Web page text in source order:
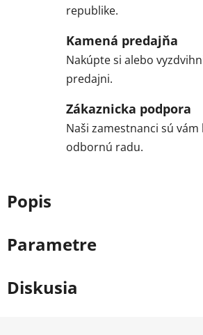
republike.
Kamená predajňa
Nakúpte si alebo
predajni.
Zákaznicka podpora
Naši zamestnanci sú
odbornú radu.
Popis
Parametre
Diskusia